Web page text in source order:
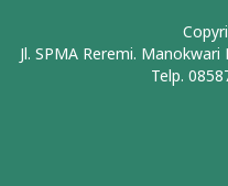
Jl. SPMA Reremi.
Telp.